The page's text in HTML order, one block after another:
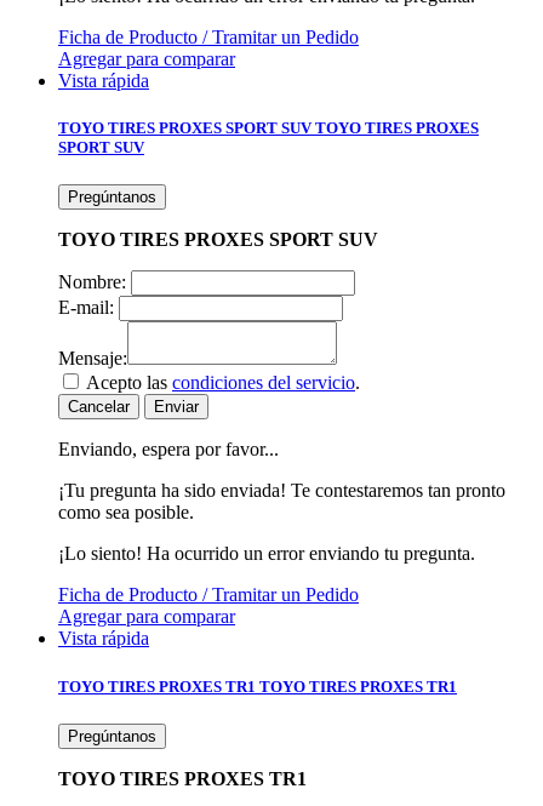
Ficha de Producto / Tramitar un Pedido
Agregar para comparar
Vista rápida
TOYO TIRES PROXES SPORT SUV TOYO TIRES PROXES
SPORT SUV
Pregúntanos
TOYO TIRES PROXES SPORT SUV
Nombre:
E-mail:
Mensaje:
Acepto las condiciones del servicio.
Cancelar Enviar
Enviando, espera por favor...
¡Tu pregunta ha sido enviada! Te contestaremos tan pronto
como sea posible.
¡Lo siento! Ha ocurrido un error enviando tu pregunta.
Ficha de Producto / Tramitar un Pedido
Agregar para comparar
Vista rápida
TOYO TIRES PROXES TR1 TOYO TIRES PROXES TR1
Pregúntanos
TOYO TIRES PROXES TR1